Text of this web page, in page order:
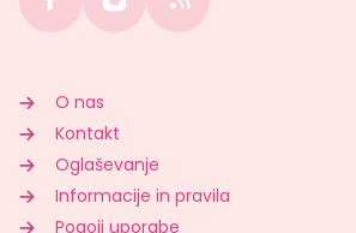
O nas
Kontakt
Oglaševanje
Informacije in pravila
Pogoji uporabe